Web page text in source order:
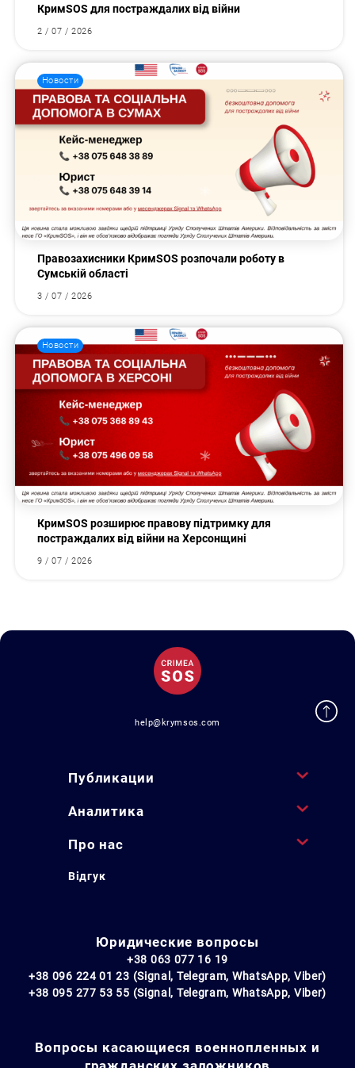
КримSOS для постраждалих від війни
2 / 07 / 2026
Новости
Правозахисники КримSOS розпочали роботу в
Сумській області
3 / 07 / 2026
Новости
КримSOS розширює правову підтримку для
постраждалих від війни на Херсонщині
9 / 07 / 2026
help@krymsos.com
Публикации
Аналитика
Про нас
Відгук
Юридические вопросы
+38 063 077 16 19
+38 096 224 01 23 (Signal, Telegram, WhatsApp, Viber)
+38 095 277 53 55 (Signal, Telegram, WhatsApp, Viber)
Вопросы касающиеся военнопленных и